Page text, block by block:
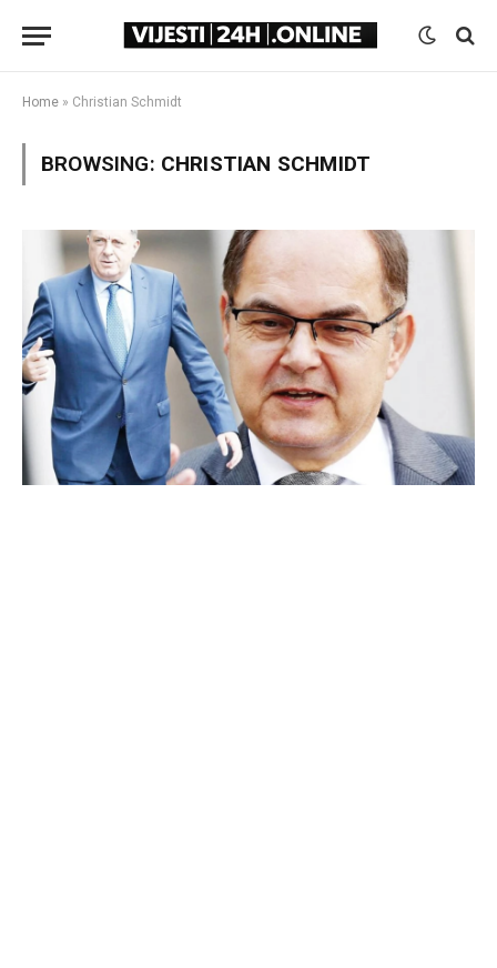
Home » Christian Schmidt
BROWSING: CHRISTIAN SCHMIDT